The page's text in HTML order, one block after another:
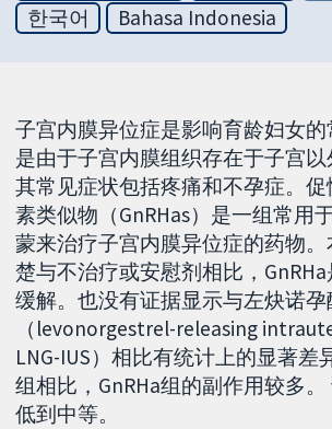
한국어
Bahasa Indonesia
子宫内膜异位症是影响育龄妇女
是由于子宫内膜组织存在于子宫以
其常见症状包括疼痛和不孕症。
素类似物（GnRHas）是一组常用
蒙来治疗子宫内膜异位症的药物
楚与不治疗或安慰剂相比，
缓解。也没有证据显示与左炔诺
（levonorgestrel-releasing
LNG-IUS）相比有统计上的显著差
组相比，GnRHa组的副作用较多
低到中等。